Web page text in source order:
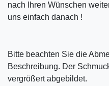
nach Ihren Wünschen
uns einfach danach !
Bitte beachten Sie die
Beschreibung. Der
vergrößert abgebildet.